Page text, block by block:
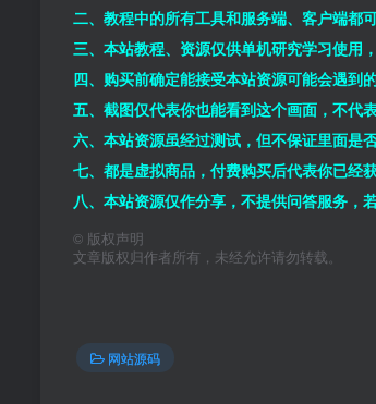
二、教程中的所有工具和服务端、客户端都
三、本站教程、资源仅供单机研究学习使用
四、购买前确定能接受本站资源可能会遇到
五、截图仅代表你也能看到这个画面，不代
六、本站资源虽经过测试，但不保证里面是
七、都是虚拟商品，付费购买后代表你已经
八、本站资源仅作分享，不提供问答服务，
© 版权声明
文章版权归作者所有，未经允许请勿转载。
网站源码